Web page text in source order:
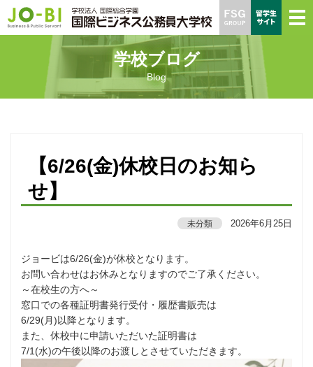
学校ブログ
Blog
【6/26(金)休校日のお知ら
せ】
未分類 2026年6月25日
ジョービは6/26(金)が休校となります。
お問い合わせはお休みとなりますのでご了承ください。
⁡～在校生の方へ～
窓口での各種証明書発行受付・履歴書販売は
6/29(月)以降となります。
また、休校中に申請いただいた証明書は
7/1(水)の午後以降のお渡しとさせていただきます。